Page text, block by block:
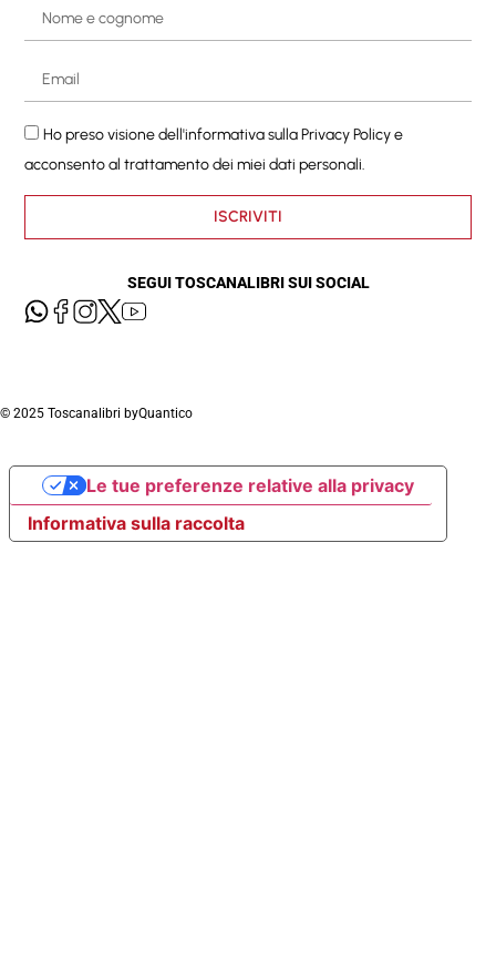
Ho preso visione dell'informativa sullaPrivacy Policye
acconsento al trattamento dei miei dati personali.
ISCRIVITI
SEGUI TOSCANALIBRI SUI SOCIAL
© 2025 Toscanalibri byQuantico
Informativa sulla raccolta
Le tue preferenze relative alla privacy